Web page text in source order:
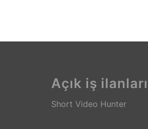
Açık iş ilanları
Short Video Hunter